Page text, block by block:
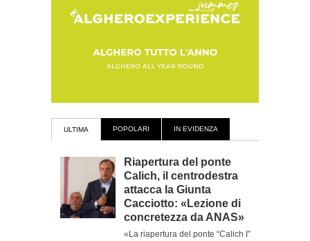
ULTIMA POPOLARI IN EVIDENZA
Riapertura del ponte
Calich, il centrodestra
attacca la Giunta
Cacciotto: «Lezione di
concretezza da ANAS»
«La riapertura del ponte “Calich I”